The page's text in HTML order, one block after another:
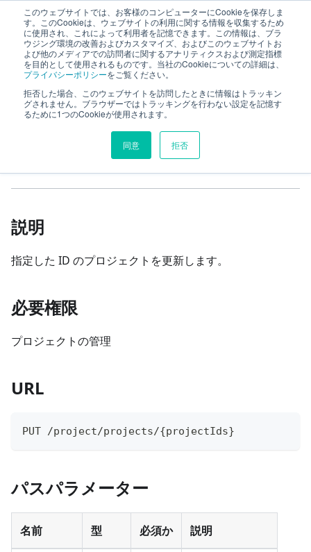
このウェブサイトでは、お客様のコンピューターにCookieを保存しま
す。このCookieは、ウェブサイトの利用に関する情報を収集するため
に使用され、これによって利用者を記憶できます。この情報は、ブラ
ウジング環境の改善およびカスタマイズ、およびこのウェブサイトお
よび他のメディアでの訪問者に関するアナリティクスおよび測定指標
を目的として使用されるものです。当社のCookieについての詳細は、
プライバシーポリシーをご覧ください。
拒否した場合、このウェブサイトを訪問したときに情報はトラッキン
グされません。ブラウザーではトラッキングを行わない設定を記憶す
るために1つのCookieが使用されます。
同意 拒否
TimeTracker RX Web API ヘルプ
リファレンス project
projects
このページの見出し
プロジェクトの更新
説明
指定した ID のプロジェクトを更新します。
必要権限
プロジェクトの管理
URL
PUT /project/projects/{projectIds}
パスパラメーター
名前 型 必須か 説明